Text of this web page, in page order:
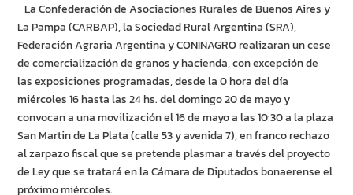
La Confederación de Asociaciones Rurales de Buenos Aires y
La Pampa (CARBAP), la Sociedad Rural Argentina (SRA),
Federación Agraria Argentina y CONINAGRO realizaran un cese
de comercialización de granos y hacienda, con excepción de
las exposiciones programadas, desde la 0 hora del día
miércoles 16 hasta las 24 hs. del domingo 20 de mayo y
convocan a una movilización el 16 de mayo a las 10:30 a la plaza
San Martin de La Plata (calle 53 y avenida 7), en franco rechazo
al zarpazo fiscal que se pretende plasmar a través del proyecto
de Ley que se tratará en la Cámara de Diputados bonaerense el
próximo miércoles.